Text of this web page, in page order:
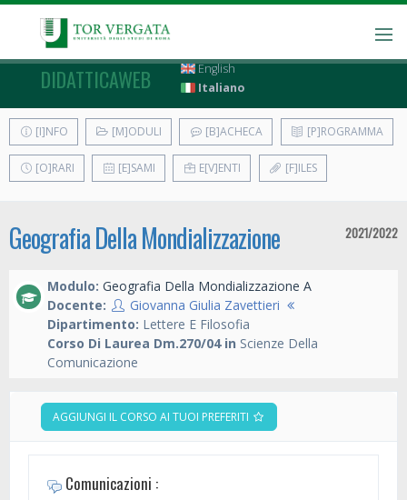
DIDATTICAWEB
English
Italiano
[I]NFO [M]ODULI [B]ACHECA [P]ROGRAMMA
[O]RARI [E]SAMI E[V]ENTI [F]ILES
Geografia Della Mondializzazione 2021/2022
Modulo: Geografia Della Mondializzazione A
Docente:
Giovanna Giulia Zavettieri
Dipartimento: Lettere E Filosofia
Corso Di Laurea Dm.270/04 in Scienze Della
Comunicazione
AGGIUNGI IL CORSO AI TUOI PREFERITI
Comunicazioni :